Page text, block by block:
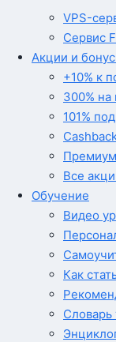
VPS-
Сервис
Акции и
+10% к
300%
101%
Премиум
Все
Обучение
Видео
Как